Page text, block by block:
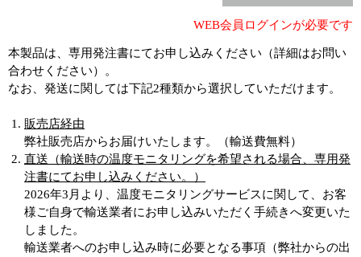
RNAi実験ガイド
アプリケーションノート
プロトコール集
ユーザーズボイス集
動画ライブラリー
Q&A
WEB会員ログインが必要です
本製品は、専用発注書にてお申し込みください（詳細はお問い
合わせください）。
なお、発送に関しては下記2種類から選択していただけます。
販売店経由
弊社販売店からお届けいたします。（輸送費無料）
直送（輸送時の温度モニタリングを希望される場合、専用発
注書にてお申し込みください。）
2026年3月より、温度モニタリングサービスに関して、お客
様ご自身で輸送業者にお申し込みいただく手続きへ変更いた
しました。
輸送業者へのお申し込み時に必要となる事項（弊社からの出